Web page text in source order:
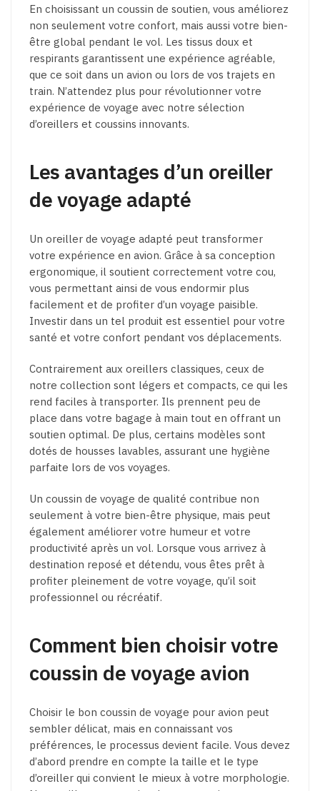
En choisissant un coussin de soutien, vous améliorez
non seulement votre confort, mais aussi votre bien-
être global pendant le vol. Les tissus doux et
respirants garantissent une expérience agréable,
que ce soit dans un avion ou lors de vos trajets en
train. N’attendez plus pour révolutionner votre
expérience de voyage avec notre sélection
d’oreillers et coussins innovants.
Les avantages d’un oreiller
de voyage adapté
Un oreiller de voyage adapté peut transformer
votre expérience en avion. Grâce à sa conception
ergonomique, il soutient correctement votre cou,
vous permettant ainsi de vous endormir plus
facilement et de profiter d’un voyage paisible.
Investir dans un tel produit est essentiel pour votre
santé et votre confort pendant vos déplacements.
Contrairement aux oreillers classiques, ceux de
notre collection sont légers et compacts, ce qui les
rend faciles à transporter. Ils prennent peu de
place dans votre bagage à main tout en offrant un
soutien optimal. De plus, certains modèles sont
dotés de housses lavables, assurant une hygiène
parfaite lors de vos voyages.
Un coussin de voyage de qualité contribue non
seulement à votre bien-être physique, mais peut
également améliorer votre humeur et votre
productivité après un vol. Lorsque vous arrivez à
destination reposé et détendu, vous êtes prêt à
profiter pleinement de votre voyage, qu’il soit
professionnel ou récréatif.
Comment bien choisir votre
coussin de voyage avion
Choisir le bon coussin de voyage pour avion peut
sembler délicat, mais en connaissant vos
préférences, le processus devient facile. Vous devez
d’abord prendre en compte la taille et le type
d’oreiller qui convient le mieux à votre morphologie.